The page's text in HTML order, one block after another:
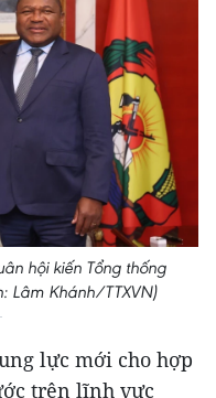
hội kiến Tổng thống
Lâm Khánh/TTXVN)
lực mới cho hợp
trên lĩnh vực